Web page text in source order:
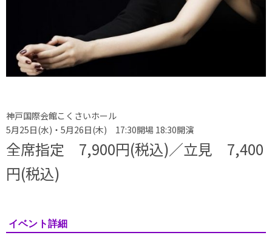
神戸国際会館こくさいホール
5月25日(水)・5月26日(木) 17:30開場 18:30開演
全席指定 7,900円(税込)／立見 7,400
円(税込)
イベント詳細